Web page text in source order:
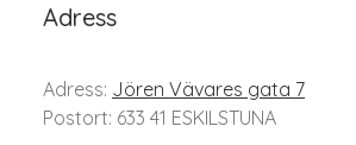
Adress
Adress: Jören Vävares gata 7
Postort: 633 41 ESKILSTUNA